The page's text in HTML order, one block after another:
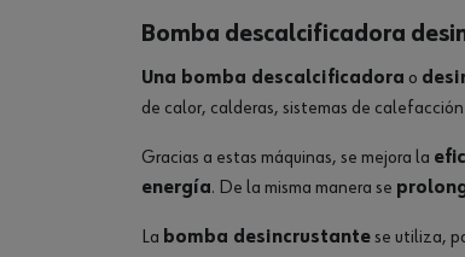
Bomba descalcificadora
Una bomba descalcificadora o
de calor, calderas, sistemas de
Gracias a estas máquinas, se mejora la
energía. De la misma manera se
La bomba desincrustantese utiliza,